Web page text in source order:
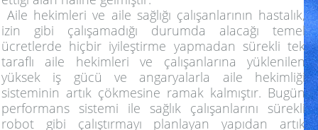
Aile hekimleri ve aile sağlığı çalışanlarının hastalık,
izin gibi çalışamadığı durumda alacağı temel
ücretlerde hiçbir iyileştirme yapmadan sürekli tek
taraflı aile hekimleri ve çalışanlarına yüklenilen
yüksek iş gücü ve angaryalarla aile hekimliği
sisteminin artık çökmesine ramak kalmıştır. Bugün
performans sistemi ile sağlık çalışanlarını sürekli
robot gibi çalıştırmayı planlayan yapıdan artık